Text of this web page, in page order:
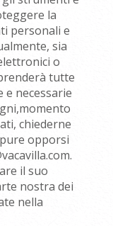
la
personali e
sia
o
tutte
e necessarie
chiederne
opporsi
il suo
nostra dei
nella